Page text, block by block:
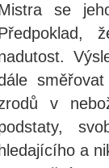
se
v
hledajícího a